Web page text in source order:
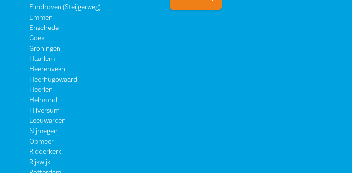
Eindhoven (Steijgerweg)
Emmen
Enschede
Goes
Groningen
Haarlem
Heerenveen
Heerhugowaard
Heerlen
Helmond
Hilversum
Leeuwarden
Nijmegen
Opmeer
Ridderkerk
Rijswijk